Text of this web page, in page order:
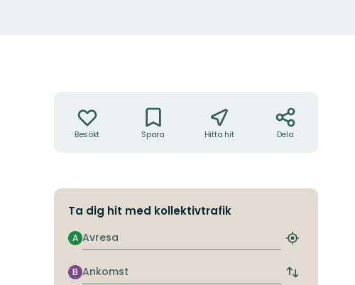
Besökt Spara Hitta hit Dela
Ta dig hit med kollektivtrafik
Avresa
A
Hitta
hållplats
Ankomst
B
Byt